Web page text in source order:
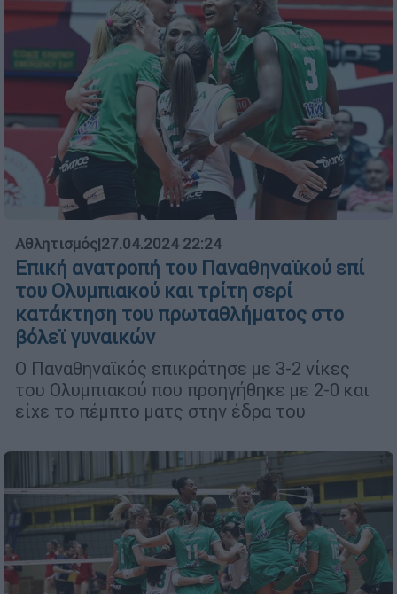
Αθλητισμός|27.04.2024 22:24
Επική ανατροπή του Παναθηναϊκού επί
του Ολυμπιακού και τρίτη σερί
κατάκτηση του πρωταθλήματος στο
βόλεϊ γυναικών
Ο Παναθηναϊκός επικράτησε με 3-2 νίκες
του Ολυμπιακού που προηγήθηκε με 2-0 και
είχε το πέμπτο ματς στην έδρα του